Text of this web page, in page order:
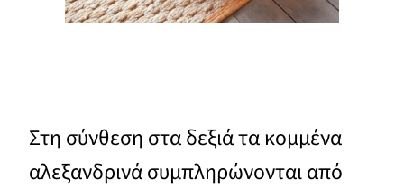
Στη σύνθεση στα δεξιά τα κομμένα
αλεξανδρινά συμπληρώνονται από